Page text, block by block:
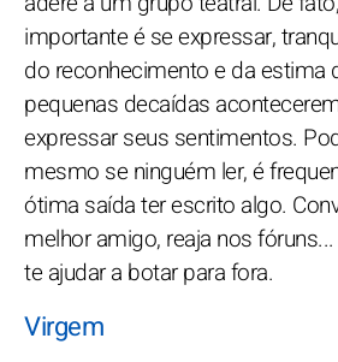
importante é se expressar,
do reconhecimento e da estima
pequenas decaídas
expressar seus sentimentos.
mesmo se ninguém ler, é
ótima saída ter escrito algo.
melhor amigo, reaja nos
te ajudar a botar para fora.
Virgem